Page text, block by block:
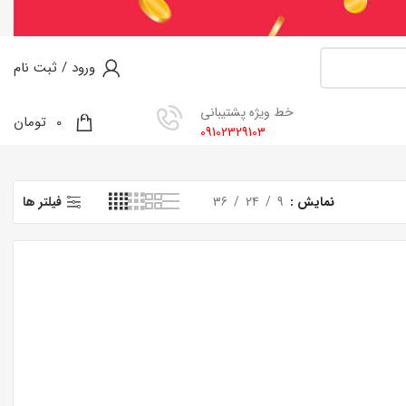
ورود / ثبت نام
خط ویژه پشتیبانی
09102329103
0
0 تومان
نمایش 9
24
36 فیلتر ها